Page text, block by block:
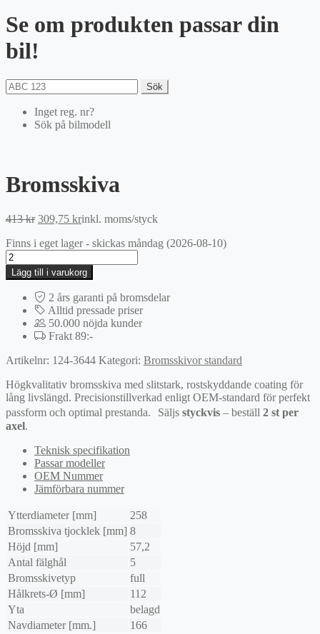
Se om produkten passar din
bil!
Sök
Inget reg. nr?
Sök på bilmodell
Bromsskiva
413kr Det
priset
413 kr.
309,75 krDet
priset
309,75 kr.
inkl. moms/styck
Finns i eget lager - skickas måndag (2026-08-10)
Bromsskiva
mängd
Lägg till i varukorg
2 års garanti på bromsdelar
Alltid pressade priser
50.000 nöjda kunder
Frakt 89:-
Artikelnr: 124-3644 Kategori: Bromsskivor standard
Högkvalitativ bromsskiva med slitstark, rostskyddande coating för
lång livslängd. Precisionstillverkad enligt OEM-standard för perfekt
passform och optimal prestanda. Säljs styckvis – beställ 2 st per
axel.
Teknisk specifikation
Passar modeller
OEM Nummer
Jämförbara nummer
Ytterdiameter [mm]
258
Bromsskiva tjocklek [mm] 8
Höjd [mm]
57,2
Antal fälghål
5
Bromsskivetyp
full
Hålkrets-Ø [mm]
112
Yta
belagd
Navdiameter [mm.]
166